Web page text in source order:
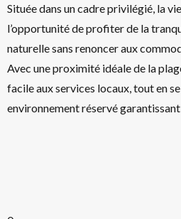
Située dans un cadre privilégié, la
l’opportunité de profiter de la
naturelle sans renoncer aux
Avec une proximité idéale de la
facile aux services locaux, tout en
environnement réservé